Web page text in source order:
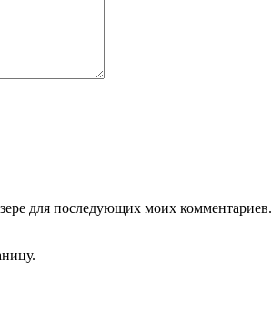
для последующих моих комментариев.